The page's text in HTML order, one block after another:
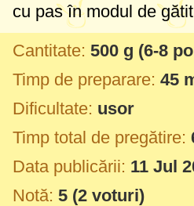
cu pas în modul de
Cantitate: 500 g (6-8
Timp de preparare: 45
Dificultate: usor
Timp total de pregătire:
Data publicării: 11 Jul
Notă: 5 (2 voturi)